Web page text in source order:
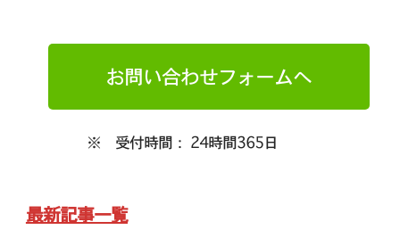
お問い合わせフォームへ
※ 受付時間： 24時間365日
最新記事一覧